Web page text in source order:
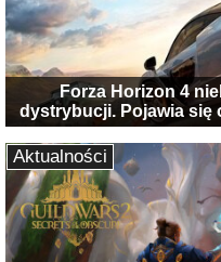
Forza Horizon 4
dystrybucji. Pojawia się
Aktualności